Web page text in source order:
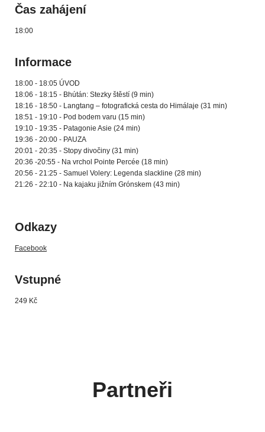
Čas zahájení
18:00
Informace
18:00 - 18:05 ÚVOD
18:06 - 18:15 - Bhútán: Stezky štěstí (9 min)
18:16 - 18:50 - Langtang – fotografická cesta do Himálaje (31 min)
18:51 - 19:10 - Pod bodem varu (15 min)
19:10 - 19:35 - Patagonie Asie (24 min)
19:36 - 20:00 - PAUZA
20:01 - 20:35 - Stopy divočiny (31 min)
20:36 -20:55 - Na vrchol Pointe Percée (18 min)
20:56 - 21:25 - Samuel Volery: Legenda slackline (28 min)
21:26 - 22:10 - Na kajaku jižním Grónskem (43 min)
Odkazy
Facebook
Vstupné
249 Kč
Partneři